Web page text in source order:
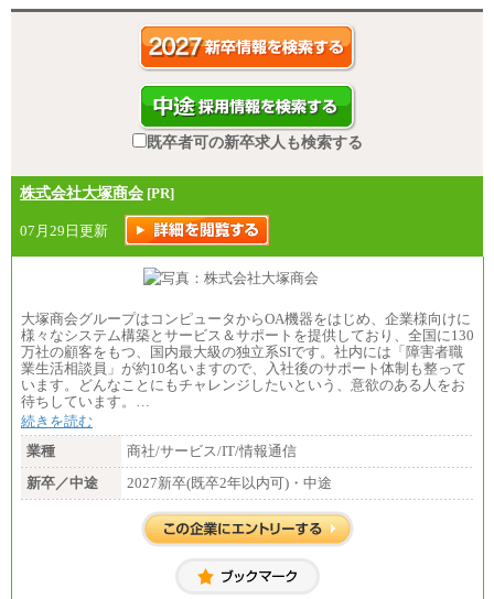
既卒者可の新卒求人も検索する
株式会社大塚商会 [PR]
07月29日更新
大塚商会グループはコンピュータからOA機器をはじめ、企業様向けに
様々なシステム構築とサービス＆サポートを提供しており、全国に130
万社の顧客をもつ、国内最大級の独立系SIです。社内には「障害者職
業生活相談員」が約10名いますので、入社後のサポート体制も整って
います。どんなことにもチャレンジしたいという、意欲のある人をお
待ちしています。…
続きを読む
業種
商社/サービス/IT/情報通信
新卒／中途
2027新卒(既卒2年以内可)・中途